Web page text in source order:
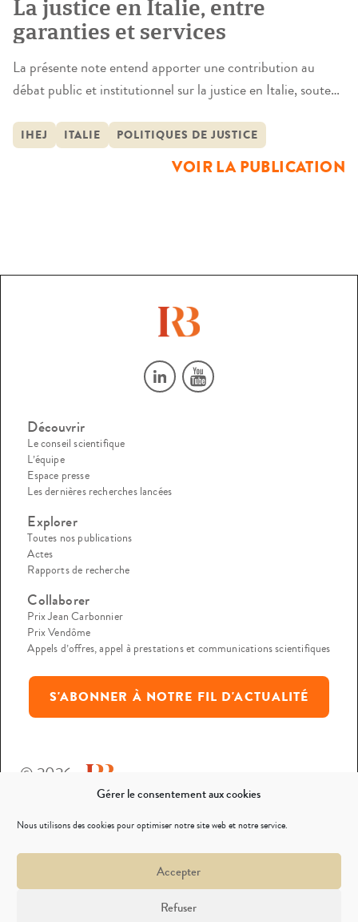
Gérer le consentement aux cookies
Nous utilisons des cookies pour optimiser notre site web et notre service.
Accepter
Refuser
La justice en Italie, entre
garanties et services
La présente note entend apporter une contribution au
débat public et institutionnel sur la justice en Italie, soutenu
d’années de recherche, en Italie et en Europe, et visant à
répondre aux questions que se posent actuellement tous les
citoyens italiens : est-il vrai que la justice […]
IHEJ ITALIE POLITIQUES DE JUSTICE
VOIR LA PUBLICATION
Découvrir
Le conseil scientifique
L’équipe
Espace presse
Les dernières recherches lancées
Explorer
Toutes nos publications
Actes
Rapports de recherche
Collaborer
Prix Jean Carbonnier
Prix Vendôme
Appels d’offres, appel à prestations et communications scientifiques
S'ABONNER À NOTRE FIL D'ACTUALITÉ
© 2026